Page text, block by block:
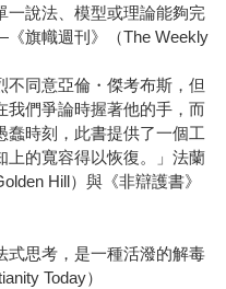
一說法、模型或理論能夠完
旗幟週刊》（The Weekly
不同意亞倫・傑考布斯，但
我們爭論時握著他的手，而
蠢時刻，此書提供了一個工
上的寬容得以恢復。」法蘭
Hill）與《非辯護書》
思考，是一種活潑的解毒
Today）